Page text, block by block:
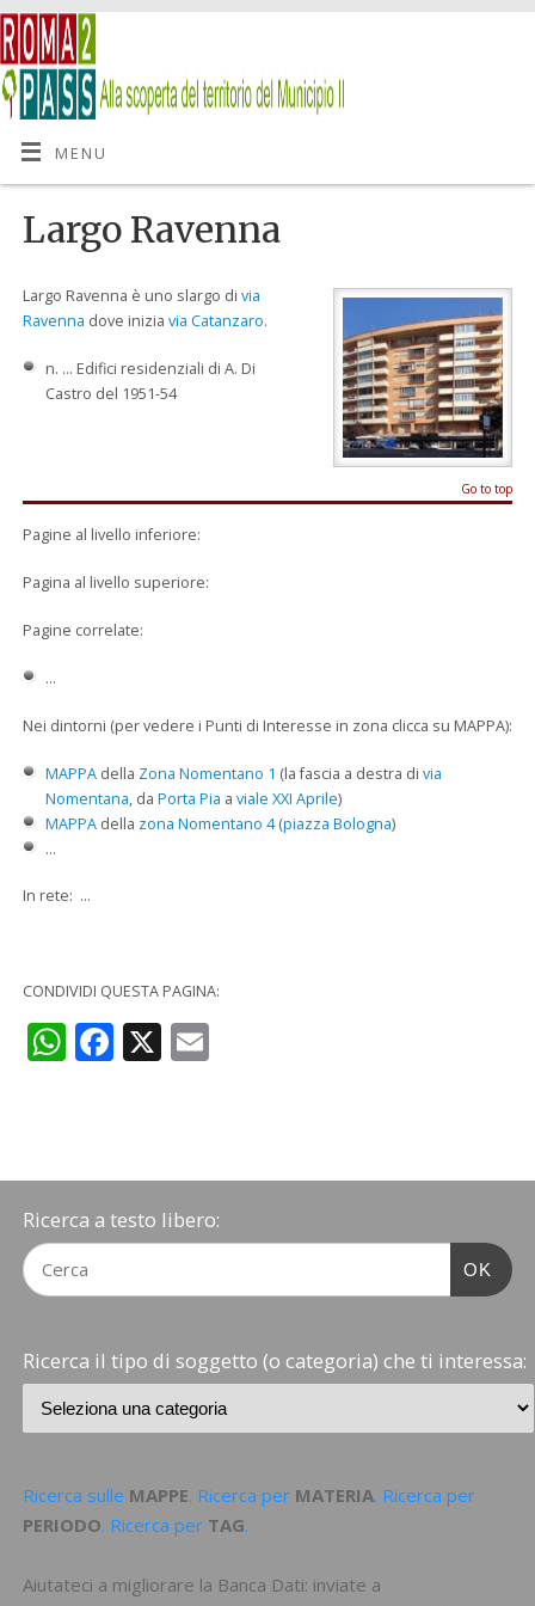
MENU
Largo Ravenna
Largo Ravenna è uno slargo di via
Ravenna dove inizia via Catanzaro.
n. … Edifici residenziali di A. Di
Castro del 1951-54
Go to top
Pagine al livello inferiore:
Pagina al livello superiore:
Pagine correlate:
...
Nei dintorni (per vedere i Punti di Interesse in zona clicca su MAPPA):
MAPPAdella Zona Nomentano 1 (la fascia a destra di via
Nomentana, da Porta Pia a viale XXI Aprile)
MAPPA della zona Nomentano 4(piazza Bologna)
...
In rete: ...
CONDIVIDI QUESTA PAGINA:
WhatsApp
Facebook
X Email
Ricerca a testo libero:
OK
Ricerca il tipo di soggetto (o categoria) che ti interessa:
Ricerca sulle MAPPE. Ricerca per MATERIA. Ricerca per
PERIODO. Ricerca per TAG.
Aiutateci a migliorare la Banca Dati: inviate a